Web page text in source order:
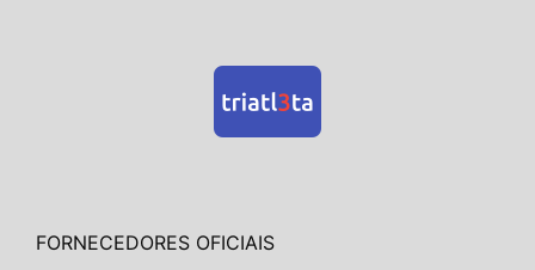
FORNECEDORES OFICIAIS